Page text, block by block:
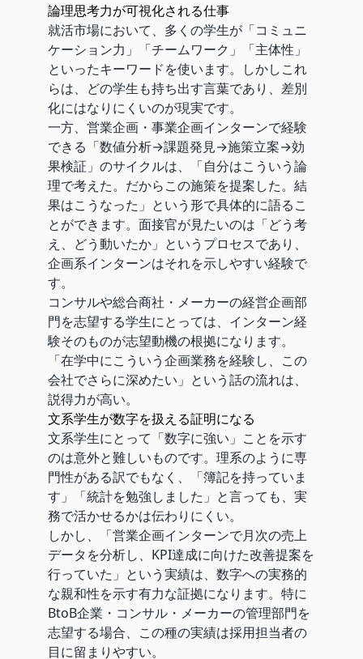
論理思考力が可視化される仕事
就活市場において、多くの学生が「コミュニ
ケーション力」「チームワーク」「主体性」
といったキーワードを使います。しかしこれ
らは、どの学生も持ち出す言葉であり、差別
化にはなりにくいのが現実です。
一方、営業企画・事業企画インターンで経験
できる「数値分析→課題発見→施策立案→効
果検証」のサイクルは、「自分はこういう論
理で考えた。だからこの施策を提案した。結
果はこうなった」という形で具体的に語るこ
とができます。面接官が見たいのは「どう考
え、どう動いたか」というプロセスであり、
企画系インターンはそれを示しやすい経験で
す。
コンサルや総合商社・メーカーの経営企画部
門を志望する学生にとっては、インターン経
験そのものが志望動機の根拠になります。
「在学中にこういう企画業務を経験し、この
会社でさらに深めたい」という話の流れは、
説得力が高い。
文系学生が数字を扱える証明になる
文系学生にとって「数字に強い」ことを示す
のは意外と難しいものです。理系のように専
門性がある訳でもなく、「簿記を持っていま
す」「統計を勉強しました」と言っても、実
務で活かせるかは伝わりにくい。
しかし、「営業企画インターンで月次の売上
データを分析し、KPI達成に向けた改善提案を
行っていた」という実績は、数字への実務的
な親和性を示す有力な証拠になります。特に
BtoB企業・コンサル・メーカーの管理部門を
志望する場合、この種の実績は採用担当者の
目に留まりやすい。